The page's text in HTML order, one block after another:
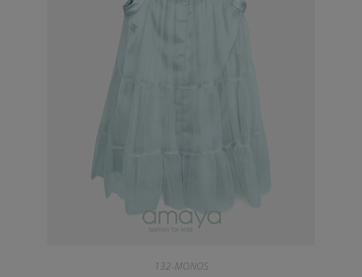
132-MONOS